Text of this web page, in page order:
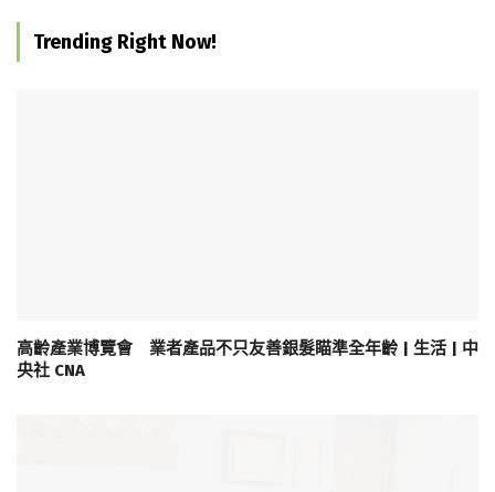
Trending Right Now!
高齡產業博覽會 業者產品不只友善銀髮瞄準全年齡 | 生活 | 中
央社 CNA